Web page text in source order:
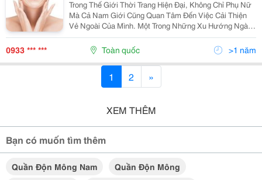
Trong Thế Giới Thời Trang Hiện Đại, Không Chỉ Phụ Nữ
Mà Cả Nam Giới Cũng Quan Tâm Đến Việc Cải Thiện
Vẻ Ngoài Của Mình. Một Trong Những Xu Hướng Ngày
Càng Phổ Biến Là Quần Độn Mông Nam, Giúp Tăng
Kích Thước Và Cải Thiện Hình Dáng Vòng Ba. Vậy
Quần...
0933 *** *** Toàn quốc >1 năm
1 2 »
XEM THÊM
Bạn có muốn tìm thêm
Quần Độn Mông Nam
Quần Độn Mông